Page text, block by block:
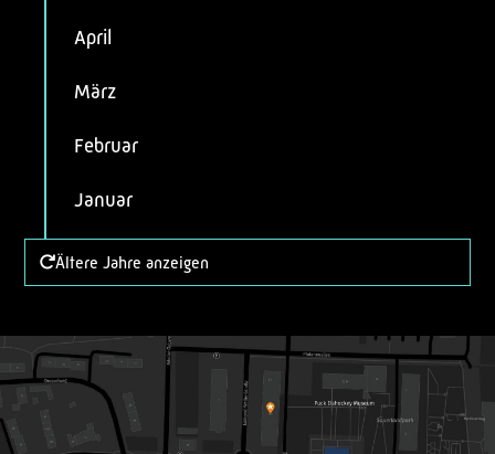
April
März
Februar
Januar
Ältere Jahre anzeigen